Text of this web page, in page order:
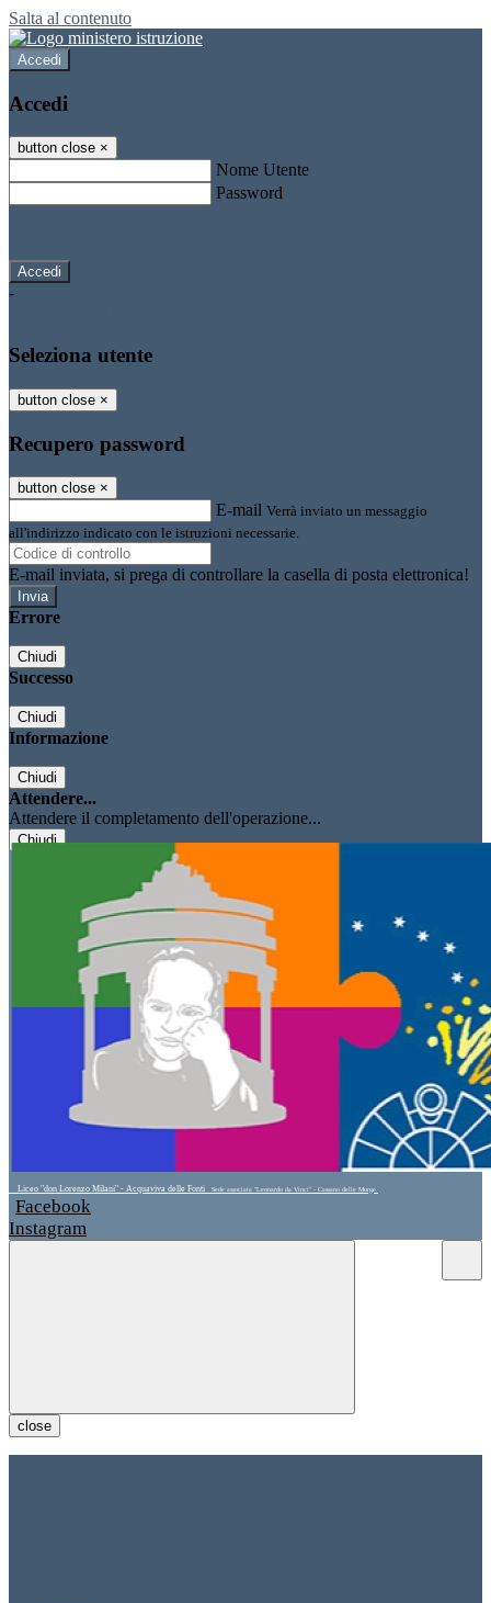
Salta al contenuto
Accedi
Accedi
button close ×
Nome Utente
Password
-
Seleziona utente
button close ×
Recupero password
button close ×
E-mail Verrà inviato un messaggio
all'indirizzo indicato con le istruzioni necessarie.
E-mail inviata, si prega di controllare la casella di posta elettronica!
Errore
Chiudi
Successo
Chiudi
Informazione
Chiudi
Attendere...
Attendere il completamento dell'operazione...
Chiudi
Liceo "don Lorenzo Milani" - Acquaviva delle Fonti Sede associata "Leonardo da Vinci" - Cassano delle Murge
Facebook
Instagram
close